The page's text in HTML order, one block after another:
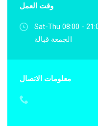
وقت العمل
Sat-Thu 08:00 -
الجمعة قبالة
معلومات الاتصال